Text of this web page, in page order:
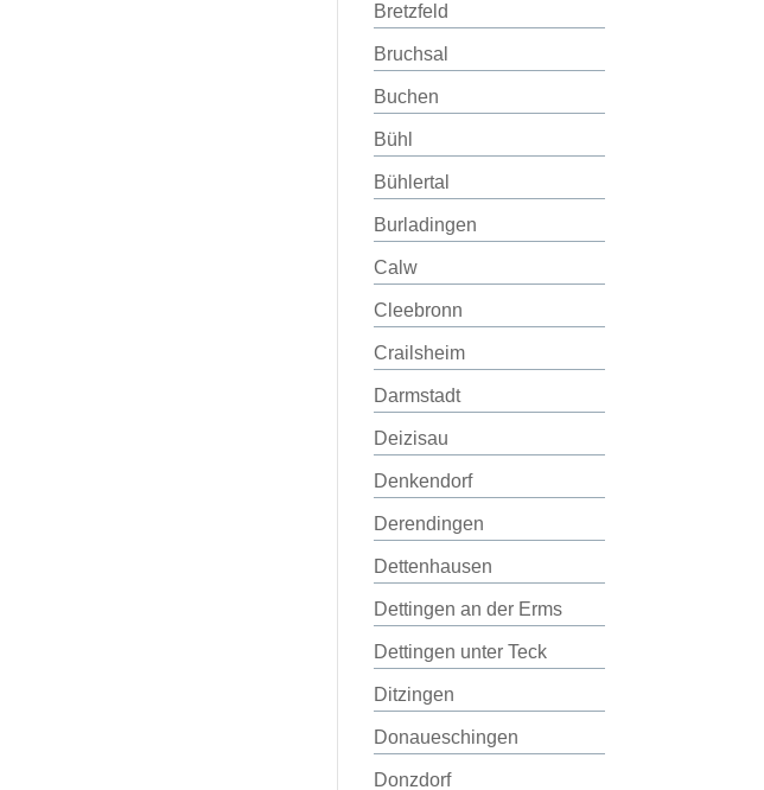
Bretzfeld
Bruchsal
Buchen
Bühl
Bühlertal
Burladingen
Calw
Cleebronn
Crailsheim
Darmstadt
Deizisau
Denkendorf
Derendingen
Dettenhausen
Dettingen an der Erms
Dettingen unter Teck
Ditzingen
Donaueschingen
Donzdorf